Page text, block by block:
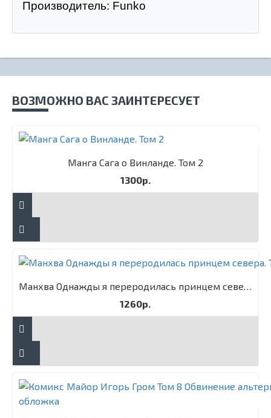
Производитель: Funko
ВОЗМОЖНО ВАС ЗАИНТЕРЕСУЕТ
Манга Сага о Винланде. Том 2
1300р.
Манхва Однажды я переродилась принцем севера. Том 1
1260р.